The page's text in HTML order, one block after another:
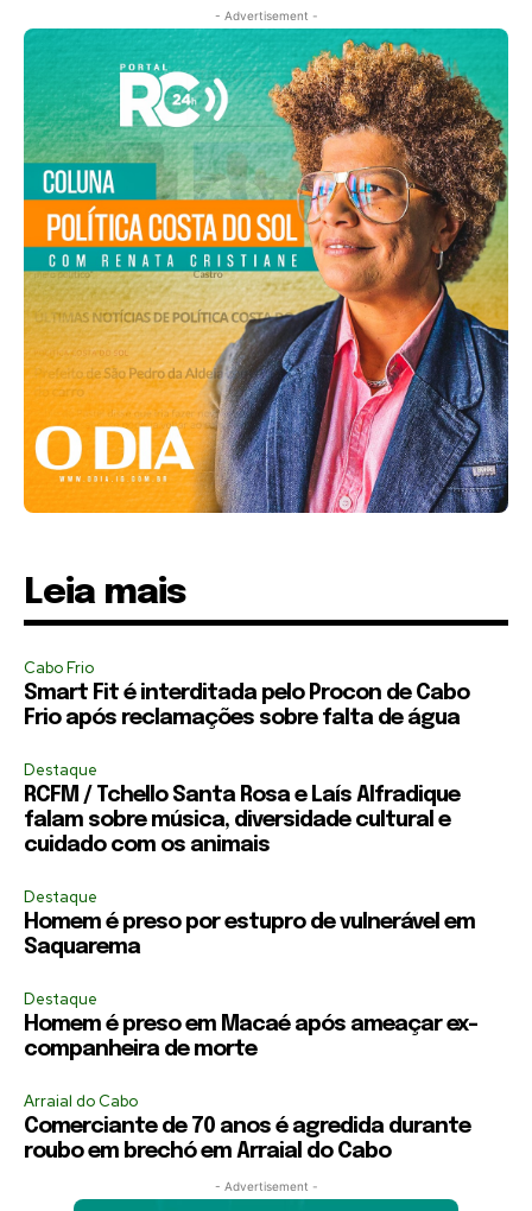
- Advertisement -
Leia mais
Cabo Frio
Smart Fit é interditada pelo Procon de Cabo
Frio após reclamações sobre falta de água
Destaque
RCFM / Tchello Santa Rosa e Laís Alfradique
falam sobre música, diversidade cultural e
cuidado com os animais
Destaque
Homem é preso por estupro de vulnerável em
Saquarema
Destaque
Homem é preso em Macaé após ameaçar ex-
companheira de morte
Arraial do Cabo
Comerciante de 70 anos é agredida durante
roubo em brechó em Arraial do Cabo
- Advertisement -